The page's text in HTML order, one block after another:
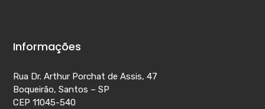
Informações
Rua Dr. Arthur Porchat de Assis, 47
Boqueirão, Santos – SP
CEP 11045-540